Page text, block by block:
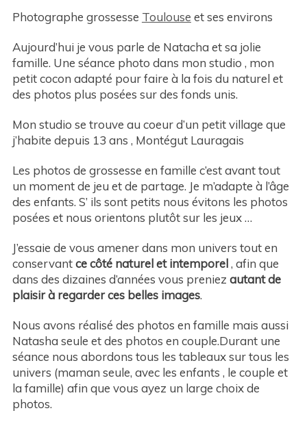
Photographe grossesse Toulouse et ses environs
Aujourd’hui je vous parle de Natacha et sa jolie
famille. Une séance photo dans mon studio , mon
petit cocon adapté pour faire à la fois du naturel et
des photos plus posées sur des fonds unis.
Mon studio se trouve au coeur d’un petit village que
j’habite depuis 13 ans , Montégut Lauragais
Les photos de grossesse en famille c’est avant tout
un moment de jeu et de partage. Je m’adapte à l’âge
des enfants. S’ ils sont petits nous évitons les photos
posées et nous orientons plutôt sur les jeux …
J’essaie de vous amener dans mon univers tout en
conservantce côté naturel et intemporel, afin que
dans des dizaines d’années vous preniez autant de
plaisir à regarder ces belles images.
Nous avons réalisé des photos en famille mais aussi
Natasha seule et des photos en couple.Durant une
séance nous abordons tous les tableaux sur tous les
univers (maman seule, avec les enfants , le couple et
la famille) afin que vous ayez un large choix de
photos.